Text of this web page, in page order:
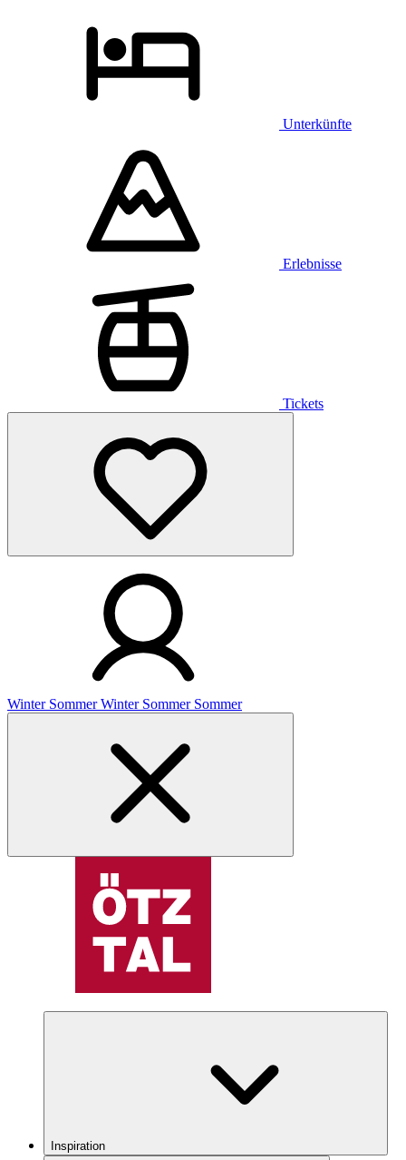
Unterkünfte
Erlebnisse
Tickets
Winter Sommer Winter Sommer Sommer
Inspiration